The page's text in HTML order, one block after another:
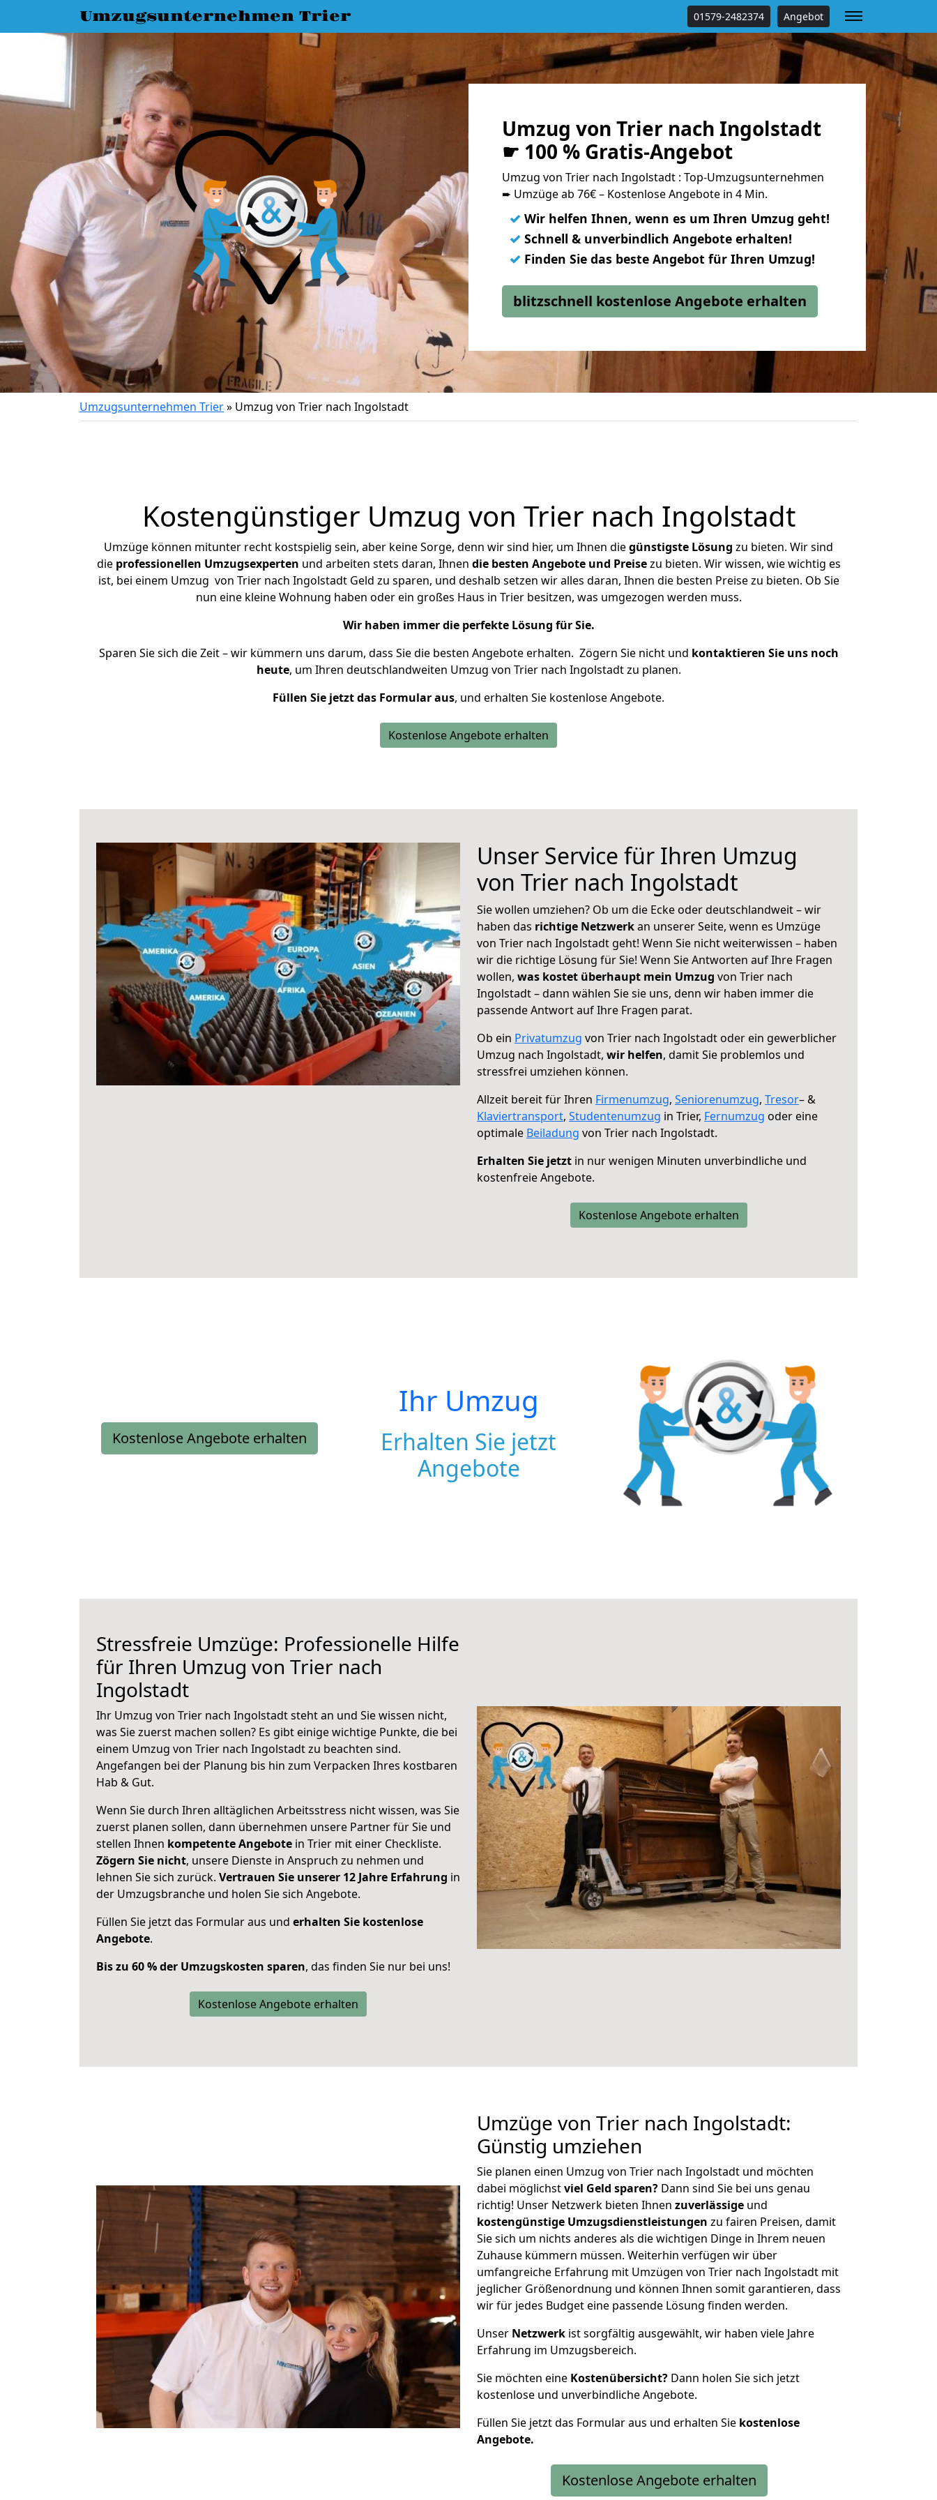
Umzugsunternehmen Trier 01579-2482374 Angebot
Umzug von Trier nach Ingolstadt
☛ 100 % Gratis-Angebot
Umzug von Trier nach Ingolstadt : Top-Umzugsunternehmen
➨ Umzüge ab 76€ – Kostenlose Angebote in 4 Min.
✓ Wir helfen Ihnen, wenn es um Ihren Umzug geht!
✓ Schnell & unverbindlich Angebote erhalten!
✓ Finden Sie das beste Angebot für Ihren Umzug!
blitzschnell kostenlose Angebote erhalten
Umzugsunternehmen Trier» Umzug von Trier nach Ingolstadt
Kostengünstiger Umzug von Trier nach Ingolstadt
Umzüge können mitunter recht kostspielig sein, aber keine Sorge, denn wir sind hier, um Ihnen diegünstigste Lösung zu bieten. Wir sind
die professionellen Umzugsexperten und arbeiten stets daran, Ihnen die besten Angebote und Preisezu bieten. Wir wissen, wie wichtig es
ist, bei einem Umzug von Trier nach Ingolstadt Geld zu sparen, und deshalb setzen wir alles daran, Ihnen die besten Preise zu bieten. Ob Sie
nun eine kleine Wohnung haben oder ein großes Haus in Trier besitzen, was umgezogen werden muss.
Wir haben immer die perfekte Lösung für Sie.
Sparen Sie sich die Zeit – wir kümmern uns darum, dass Sie die besten Angebote erhalten. Zögern Sie nicht und kontaktieren Sie uns noch
heute, um Ihren deutschlandweiten Umzug von Trier nach Ingolstadt zu planen.
Füllen Sie jetzt das Formular aus, und erhalten Sie kostenlose Angebote.
Kostenlose Angebote erhalten
Unser Service für Ihren Umzug
von Trier nach Ingolstadt
Sie wollen umziehen? Ob um die Ecke oder deutschlandweit – wir
haben das richtige Netzwerkan unserer Seite, wenn es Umzüge
von Trier nach Ingolstadt geht! Wenn Sie nicht weiterwissen – haben
wir die richtige Lösung für Sie! Wenn Sie Antworten auf Ihre Fragen
wollen, was kostet überhaupt mein Umzug von Trier nach
Ingolstadt – dann wählen Sie sie uns, denn wir haben immer die
passende Antwort auf Ihre Fragen parat.
Ob ein Privatumzug von Trier nach Ingolstadt oder ein gewerblicher
Umzug nach Ingolstadt, wir helfen, damit Sie problemlos und
stressfrei umziehen können.
Allzeit bereit für Ihren Firmenumzug, Seniorenumzug, Tresor– &
Klaviertransport, Studentenumzug in Trier, Fernumzug oder eine
optimale Beiladung von Trier nach Ingolstadt.
Erhalten Sie jetzt in nur wenigen Minuten unverbindliche und
kostenfreie Angebote.
Kostenlose Angebote erhalten
Kostenlose Angebote erhalten
Ihr Umzug
Erhalten Sie jetzt
Angebote
Stressfreie Umzüge: Professionelle Hilfe
für Ihren Umzug von Trier nach
Ingolstadt
Ihr Umzug von Trier nach Ingolstadt steht an und Sie wissen nicht,
was Sie zuerst machen sollen? Es gibt einige wichtige Punkte, die bei
einem Umzug von Trier nach Ingolstadt zu beachten sind.
Angefangen bei der Planung bis hin zum Verpacken Ihres kostbaren
Hab & Gut.
Wenn Sie durch Ihren alltäglichen Arbeitsstress nicht wissen, was Sie
zuerst planen sollen, dann übernehmen unsere Partner für Sie und
stellen Ihnen kompetente Angebote in Trier mit einer Checkliste.
Zögern Sie nicht, unsere Dienste in Anspruch zu nehmen und
lehnen Sie sich zurück. Vertrauen Sie unserer 12 Jahre Erfahrung in
der Umzugsbranche und holen Sie sich Angebote.
Füllen Sie jetzt das Formular aus und erhalten Sie kostenlose
Angebote.
Bis zu 60 % der Umzugskosten sparen, das finden Sie nur bei uns!
Kostenlose Angebote erhalten
Umzüge von Trier nach Ingolstadt:
Günstig umziehen
Sie planen einen Umzug von Trier nach Ingolstadt und möchten
dabei möglichstviel Geld sparen? Dann sind Sie bei uns genau
richtig! Unser Netzwerk bieten Ihnen zuverlässige und
kostengünstige Umzugsdienstleistungen zu fairen Preisen, damit
Sie sich um nichts anderes als die wichtigen Dinge in Ihrem neuen
Zuhause kümmern müssen. Weiterhin verfügen wir über
umfangreiche Erfahrung mit Umzügen von Trier nach Ingolstadt mit
jeglicher Größenordnung und können Ihnen somit garantieren, dass
wir für jedes Budget eine passende Lösung finden werden.
Unser Netzwerk ist sorgfältig ausgewählt, wir haben viele Jahre
Erfahrung im Umzugsbereich.
Sie möchten eine Kostenübersicht? Dann holen Sie sich jetzt
kostenlose und unverbindliche Angebote.
Füllen Sie jetzt das Formular aus und erhalten Sie kostenlose
Angebote.
Kostenlose Angebote erhalten